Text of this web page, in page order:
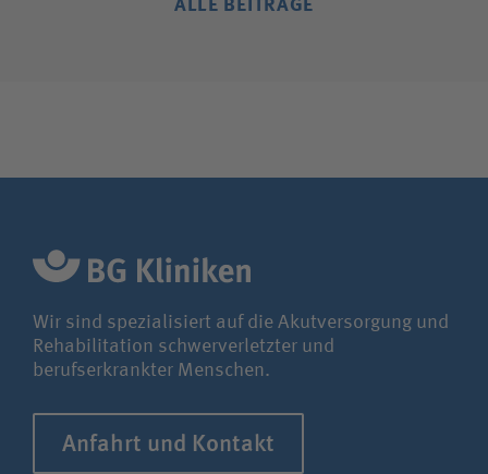
ALLE BEITRÄGE
Wir sind spezialisiert auf die Akutversorgung und
Rehabilitation schwerverletzter und
berufserkrankter Menschen.
Anfahrt und Kontakt